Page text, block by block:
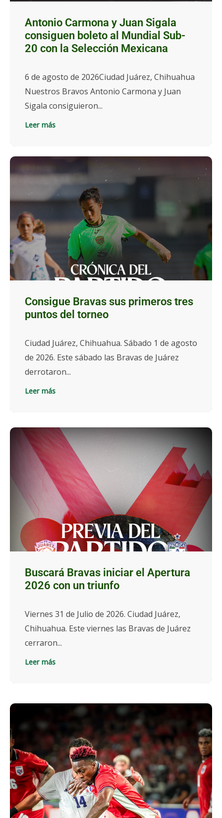
Antonio Carmona y Juan Sigala
consiguen boleto al Mundial Sub-
20 con la Selección Mexicana
6 de agosto de 2026Ciudad Juárez, Chihuahua
Nuestros Bravos Antonio Carmona y Juan
Sigala consiguieron...
Leer más
Consigue Bravas sus primeros tres
puntos del torneo
Ciudad Juárez, Chihuahua. Sábado 1 de agosto
de 2026. Este sábado las Bravas de Juárez
derrotaron...
Leer más
Buscará Bravas iniciar el Apertura
2026 con un triunfo
Viernes 31 de Julio de 2026. Ciudad Juárez,
Chihuahua. Este viernes las Bravas de Juárez
cerraron...
Leer más